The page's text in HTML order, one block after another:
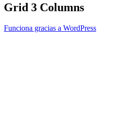
Grid 3 Columns
Funciona gracias a WordPress